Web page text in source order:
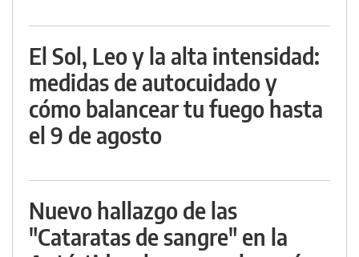
El Sol, Leo y la alta intensidad:
medidas de autocuidado y
cómo balancear tu fuego hasta
el 9 de agosto
Nuevo hallazgo de las
"Cataratas de sangre" en la